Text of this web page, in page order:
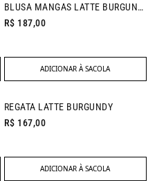
BLUSA MANGAS LATTE BURGUNDY
R$ 187,00
ADICIONAR À SACOLA
REGATA LATTE BURGUNDY
R$ 167,00
ADICIONAR À SACOLA